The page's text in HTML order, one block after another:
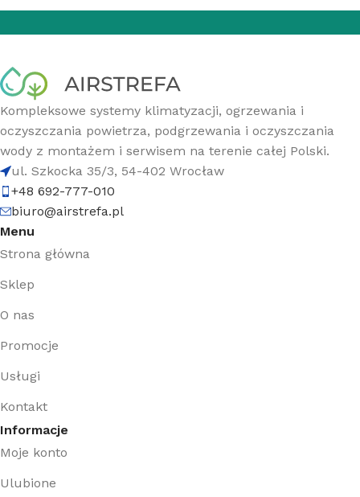
Kompleksowe systemy klimatyzacji, ogrzewania i
oczyszczania powietrza, podgrzewania i oczyszczania
wody z montażem i serwisem na terenie całej Polski.
ul. Szkocka 35/3, 54-402 Wrocław
+48 692-777-010
biuro@airstrefa.pl
Menu
Strona główna
Sklep
O nas
Promocje
Usługi
Kontakt
Informacje
Moje konto
Ulubione